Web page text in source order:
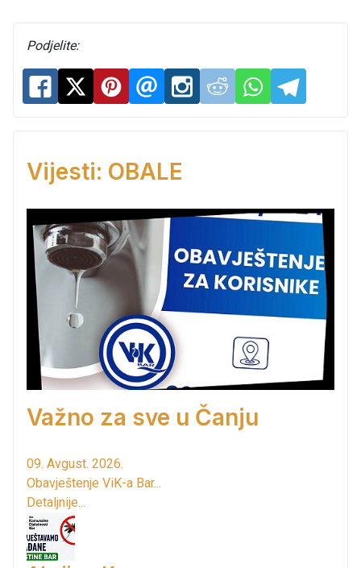
Podjelite:
Vijesti: OBALE
Važno za sve u Čanju
09. Avgust. 2026.
Obavještenje ViK-a Bar...
Detaljnije...